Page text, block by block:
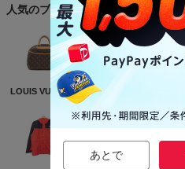
人気のブランド
LOUIS VUITTON
あとで